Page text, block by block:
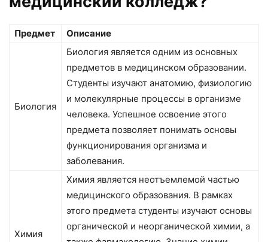
Предмет Описание
Биология
Биология является одним из основных
предметов в медицинском образовании.
Студенты изучают анатомию, физиологию
и молекулярные процессы в организме
человека. Успешное освоение этого
предмета позволяет понимать основы
функционирования организма и
заболевания.
Химия
Химия является неотъемлемой частью
медицинского образования. В рамках
этого предмета студенты изучают основы
органической и неорганической химии, а